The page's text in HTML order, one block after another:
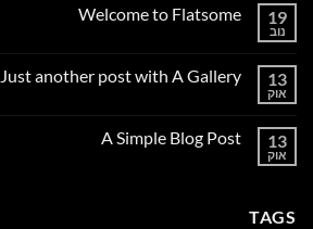
19
נוב
Welcome to Flatsome
Welcome
13
אוק
Just another post with A Gallery
Just
13
אוק
A Simple Blog Post
TAGS